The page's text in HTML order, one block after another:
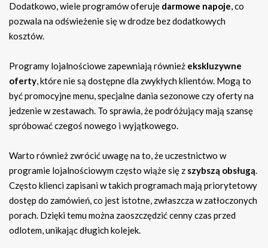
Dodatkowo, wiele programów oferuje darmowe napoje, co
pozwala na odświeżenie się w drodze bez dodatkowych
kosztów.
Programy lojalnościowe zapewniają również ekskluzywne
oferty, które nie są dostępne dla zwykłych klientów. Mogą to
być promocyjne menu, specjalne dania sezonowe czy oferty na
jedzenie w zestawach. To sprawia, że podróżujący mają szansę
spróbować czegoś nowego i wyjątkowego.
Warto również zwrócić uwagę na to, że uczestnictwo w
programie lojalnościowym często wiąże się z szybszą obsługą.
Często klienci zapisani w takich programach mają priorytetowy
dostęp do zamówień, co jest istotne, zwłaszcza w zatłoczonych
porach. Dzięki temu można zaoszczędzić cenny czas przed
odlotem, unikając długich kolejek.